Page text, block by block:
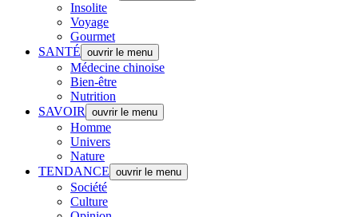
Insolite
Voyage
Gourmet
SANTÉ ouvrir le menu
Médecine chinoise
Bien-être
Nutrition
SAVOIR
ouvrir le menu
Homme
Univers
Nature
TENDANCE ouvrir le menu
Société
Culture